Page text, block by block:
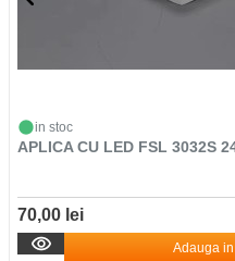
in stoc
APLICA CU LED FSL 3032S
70,00 lei
Adauga